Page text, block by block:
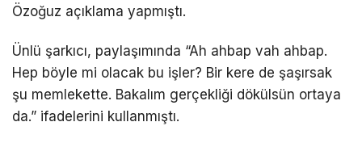
Özoğuz açıklama yapmıştı.
Ünlü şarkıcı, paylaşımında “Ah ahbap vah ahbap.
Hep böyle mi olacak bu işler? Bir kere de şaşırsak
şu memlekette. Bakalım gerçekliği dökülsün ortaya
da.” ifadelerini kullanmıştı.